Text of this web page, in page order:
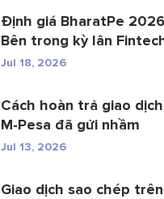
Định giá BharatPe
Bên trong kỳ lân
trị gi�...
Jul 18, 2026
Cách hoàn trả giao dịch
M-Pesa đã gửi nhầm
Jul 13, 2026
Giao dịch sao chép trên